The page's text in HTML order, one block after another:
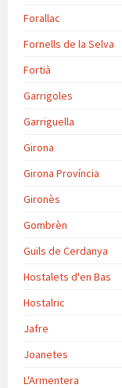
Forallac
Fornells de la Selva
Fortià
Garrigoles
Garriguella
Girona
Girona Província
Gironès
Gombrèn
Guils de Cerdanya
Hostalets d'en Bas
Hostalric
Jafre
Joanetes
L'Armentera